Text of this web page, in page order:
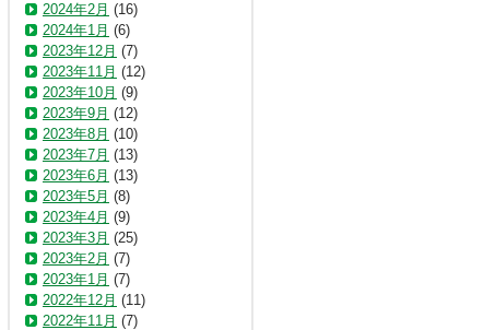
2024年2月 (16)
2024年1月 (6)
2023年12月 (7)
2023年11月 (12)
2023年10月 (9)
2023年9月 (12)
2023年8月 (10)
2023年7月 (13)
2023年6月 (13)
2023年5月 (8)
2023年4月 (9)
2023年3月 (25)
2023年2月 (7)
2023年1月 (7)
2022年12月 (11)
2022年11月 (7)